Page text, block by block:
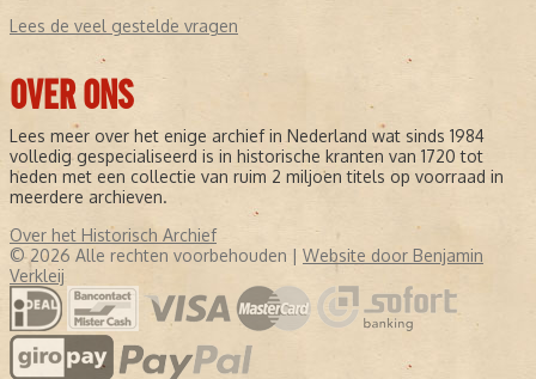
Lees de veel gestelde vragen
OVER ONS
Lees meer over het enige archief in Nederland wat sinds 1984
volledig gespecialiseerd is in historische kranten van 1720 tot
heden met een collectie van ruim 2 miljoen titels op voorraad in
meerdere archieven.
Over het Historisch Archief
© 2026 Alle rechten voorbehouden | Website door Benjamin
Verkleij